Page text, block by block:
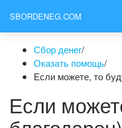
SBORDENEG.COM
Сбор денег/
Оказать помощь/
Если можете, то
Если